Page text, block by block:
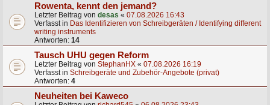
Rowenta, kennt den jemand?
Letzter Beitrag von desas « 07.08.2026 16:43
Verfasst in Das Identifizieren von Schreibgeräten / Identifying different
writing instruments
Antworten: 14
Tausch UHU gegen Reform
Letzter Beitrag von StephanHX « 07.08.2026 16:19
Verfasst in Schreibgeräte und Zubehör-Angebote (privat)
Antworten: 4
Neuheiten bei Kaweco